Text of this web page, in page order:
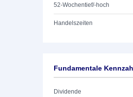
52-Wochentief/-hoch
Handelszeiten
Fundamentale
Dividende